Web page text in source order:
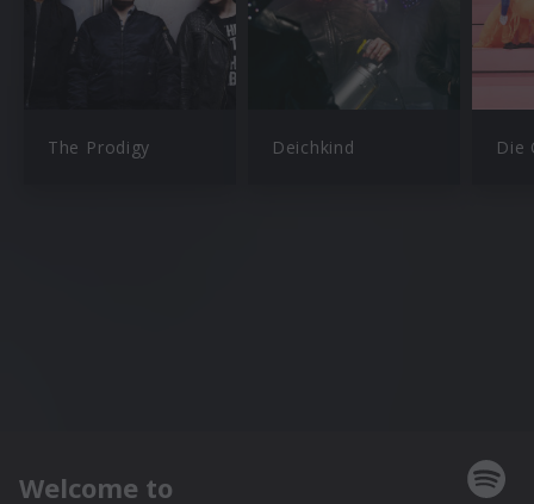
The Prodigy Deichkind Die